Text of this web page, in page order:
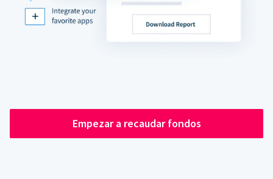
Empezar a recaudar fondos